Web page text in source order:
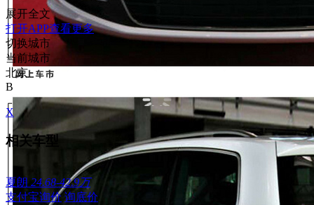
展开全文
打开APP查看更多
切换城市
当前城市
北京
B
X
相关车型
夏朗 24.68-42.9万
支付宝询价 询底价